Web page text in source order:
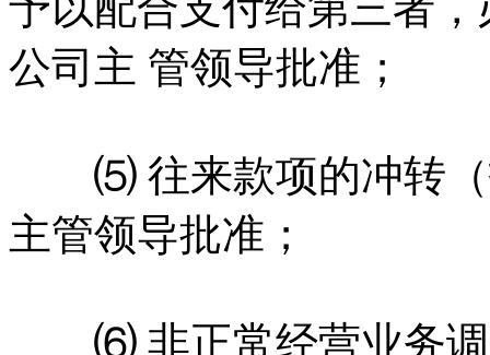
公司主 管领导批准；
⑸ 往来款项的冲转（
主管领导批准；
⑹ 非正常经营业务调